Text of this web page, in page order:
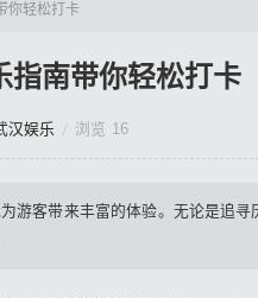
你轻松打卡
指南带你轻松打卡
汉娱乐 浏览 16
游客带来丰富的体验。无论是追